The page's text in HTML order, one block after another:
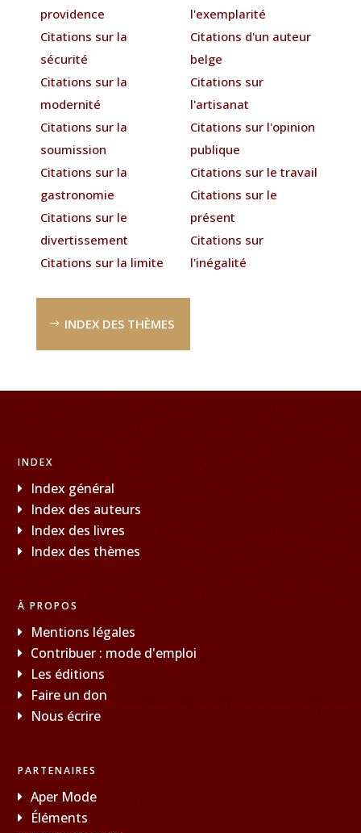
providence
Citations sur la
sécurité
Citations sur la
modernité
Citations sur la
soumission
Citations sur la
gastronomie
Citations sur le
divertissement
Citations sur la limite
l'exemplarité
Citations d'un auteur
belge
Citations sur
l'artisanat
Citations sur l'opinion
publique
Citations sur le travail
Citations sur le
présent
Citations sur
l'inégalité
INDEX DES THÈMES
INDEX
Index général
Index des auteurs
Index des livres
Index des thèmes
À PROPOS
Mentions légales
Contribuer : mode d'emploi
Les éditions
Faire un don
Nous écrire
PARTENAIRES
Aper Mode
Éléments